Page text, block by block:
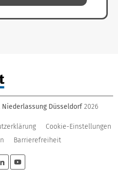
Düsseldorf 2026
Cookie-Einstellungen
Barrierefreiheit